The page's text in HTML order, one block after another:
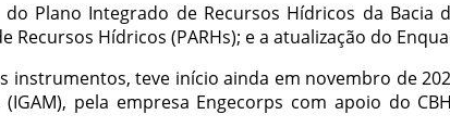
Plano Integrado de Recursos Hídricos da
Recursos Hídricos (PARHs); e a atualização do
teve início ainda em novembro de
pela empresa Engecorps com apoio do